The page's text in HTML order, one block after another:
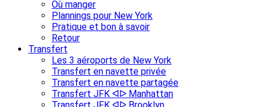
Où manger
Plannings pour New York
Pratique et bon à savoir
Retour
Transfert
Les 3 aéroports de New York
Transfert en navette privée
Transfert en navette partagée
Transfert JFK ᐊᐅ Manhattan